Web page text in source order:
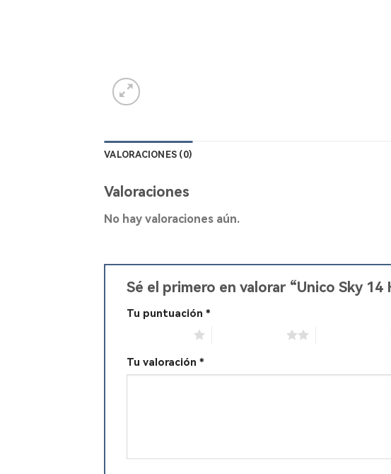
VALORACIONES (0)
Valoraciones
No hay valoraciones aún.
Sé el primero en valorar “Unico Sky 14
Tu puntuación *
Tu valoración *